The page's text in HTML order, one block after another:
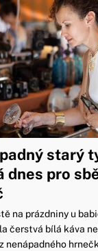
starý
dnes pro
na prázdniny u
čerstvá bílá káva
nenápadného